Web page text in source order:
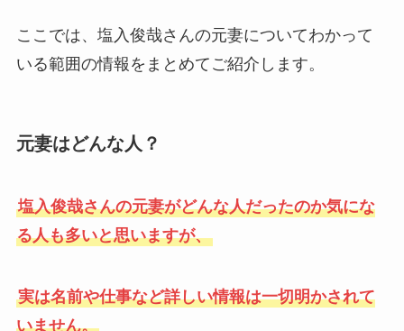
ここでは、塩入俊哉さんの元妻についてわかって
いる範囲の情報をまとめてご紹介します。
元妻はどんな人？
塩入俊哉さんの元妻がどんな人だったのか気にな
る人も多いと思いますが、
実は名前や仕事など詳しい情報は一切明かされて
いません。